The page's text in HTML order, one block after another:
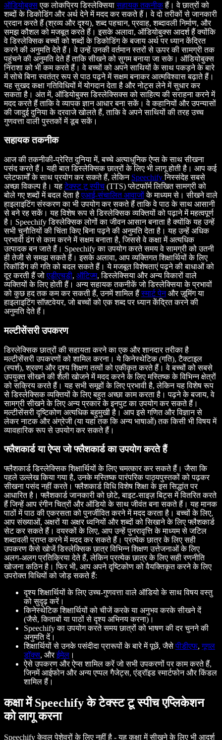
ऑडियोबुक्सएक लोकप्रिय डिस्लेक्सियासहायक तकनीकहैं। वे छात्रों को
शब्दों के डिकोडिंग और अर्थ देने में मदद कर सकते हैं। वे दो तरीकों से जानकारी
प्रदान करते हैं (श्रव्य और दृश्य), शब्द पहचान, प्रवाह, शब्दावली निर्माण, और
समझ कौशल को मजबूत करते हैं। इसके अलावा, ऑडियोबुक्स आदर्श हैं क्योंकि
वे डिस्लेक्सिक बच्चों को शब्दों के डिकोडिंग के बजाय अर्थ पर ध्यान केंद्रित
करने की अनुमति देते हैं। वे उन्हें उनकी वर्तमान स्तरों से ऊपर की सामग्री तक
पहुंचने की अनुमति देते हैं ताकि सीखने को सुगम बनाया जा सके। ऑडियोबुक्स
निराशा को भी कम करते हैं। वे बच्चों को अपने साथियों के साथ पकड़ने के बारे
में सोचे बिना स्वतंत्र रूप से पाठ पढ़ने में सक्षम बनाकर आत्मविश्वास बढ़ाते हैं।
यह सुखद कक्षा गतिविधियों में योगदान देता है और नोट्स लेने में सुधार कर
सकता है। अंत में, ऑडियोबुक्स डिस्लेक्सिक्स को साहित्य की सराहना करने में
मदद करते हैं ताकि वे व्यापक ज्ञान आधार बना सकें। वे कहानियों और उपन्यासों
की जादुई दुनिया के दरवाजे खोलते हैं, ताकि वे अपने साथियों की तरह उच्च
गुणवत्ता वाली पुस्तकों में डूब सकें।
सहायक तकनीक
आज की तकनीकी-प्रेरित दुनिया में, बच्चे अत्याधुनिक ऐप्स के साथ सीखना
पसंद करते हैं। यही बात डिस्लेक्सिक छात्रों के लिए भी लागू होती है। आप कई
प्लेटफार्मों के साथ प्रयोग कर सकते हैं, लेकिन Speechifyनिस्संदेह सबसे
अच्छा विकल्प है। यहटेक्स्ट टू स्पीच (TTS) प्लेटफॉर्म लिखित सामग्री को
बोले गए शब्दों में बदल देता हैएआई-संचालित आवाजोंके माध्यम से। सीखने वाले
हाइलाइटिंग संस्करण का भी उपयोग कर सकते हैं ताकि वे पाठ के साथ आसानी
से बने रह सकें। यह विशेष रूप से डिस्लेक्सिक व्यक्तियों को पढ़ाने में महत्वपूर्ण
है। Speechify डिस्लेक्सिक लोगों का जीवन आसान बनाता है क्योंकि यह उन्हें
सभी चुनौतियों की चिंता किए बिना पढ़ने की अनुमति देता है। यह उन्हें अधिक
प्रभावी ढंग से काम करने में सक्षम बनाता है, जिससे वे कक्षा में अत्यधिक
उत्पादक बन जाते हैं। Speechify का उपयोग करते समय वे सामग्री को उतनी
ही तेजी से समझ सकते हैं। इसके अलावा, आप व्यक्तिगत शिक्षार्थियों के लिए
रिकॉर्डिंग की गति को बदल सकते हैं। ये मजबूत विशेषताएं पढ़ने की बाधाओं को
दूर करती हैं जोएडीएचडी, ऑटिज्म, डिस्लेक्सिया और अन्य विकारों वाले
व्यक्तियों के लिए होती हैं। अन्य सहायक तकनीकें जो डिस्लेक्सिया के प्रभावों
को कुछ हद तक कम कर सकती हैं, उनमें शामिल हैंस्मार्ट पेनऔर ज़ूमिंग या
हाइलाइटिंग सॉफ़्टवेयर, जो बच्चों को एक शब्द पर ध्यान केंद्रित करने की
अनुमति देते हैं।
मल्टीसेंसरी उपकरण
डिस्लेक्सिक छात्रों की सहायता करने का एक और शानदार तरीका है
मल्टीसेंसरी उपकरणों को शामिल करना। ये किनेस्थेटिक (गति), टैक्टाइल
(स्पर्श), श्रवण और दृश्य शिक्षण तत्वों को एकीकृत करते हैं। वे बच्चों को सबसे
उपयुक्त सीखने की शैली खोजने में मदद करने के लिए मस्तिष्क के विभिन्न क्षेत्रों
को सक्रिय करते हैं। यह सभी समूहों के लिए प्रभावी है, लेकिन यह विशेष रूप
से डिस्लेक्सिक व्यक्तियों के लिए बहुत अच्छा काम करता है। पढ़ने के बजाय, वे
सामग्री सीखने के लिए अन्य प्रकार के इनपुट का उपयोग कर सकते हैं।
मल्टीसेंसरी दृष्टिकोण अत्यधिक बहुमुखी है। आप इसे गणित और विज्ञान से
लेकर नाटक और अंग्रेजी (या यहां तक कि अन्य भाषाओं) तक किसी भी विषय में
व्यावहारिक रूप से उपयोग कर सकते हैं।
फ्लैशकार्ड या ऐप्स जो फ्लैशकार्ड का उपयोग करते हैं
फ्लैशकार्ड डिस्लेक्सिक शिक्षार्थियों के लिए चमत्कार कर सकते हैं। जैसा कि
पहले उल्लेख किया गया है, उनके मस्तिष्क पारंपरिक पाठ्यपुस्तकों को पढ़कर
सीखना पसंद नहीं करते। फ्लैशकार्ड विधि विशेष शिक्षा के इस सिद्धांत पर
आधारित है। फ्लैशकार्ड जानकारी को छोटे, बाइट-साइज़ बिट्स में वितरित करते
हैं जिन्हें आप रंगीन चित्रों और ऑडियो के साथ जीवंत बना सकते हैं। यह मानक
पाठों में पाठ की एकरसता को पुनर्जीवित करने में मदद करता है। बच्चों के लिए,
आप संख्याओं, अक्षरों या अक्षर ध्वनियों और शब्दों को सिखाने के लिए फ्लैशकार्ड
सेट कर सकते हैं। वयस्कों के लिए, आप उन्हें पुनरावृत्ति के माध्यम से जटिल
शब्दावली प्राप्त करने में मदद कर सकते हैं। प्रत्येक छात्र के लिए सही
उपकरण कैसे खोजें डिस्लेक्सिक छात्र विभिन्न शिक्षण उत्तेजनाओं के लिए
अलग-अलग प्रतिक्रिया देते हैं, लेकिन प्रत्येक छात्र के लिए सही रणनीति
खोजना कठिन है। फिर भी, आप अपने दृष्टिकोण को वैयक्तिकृत करने के लिए
उपरोक्त विधियों को जोड़ सकते हैं:
दृश्य शिक्षार्थियों के लिए उच्च-गुणवत्ता वाले ऑडियो के साथ विषय वस्तु
को सुदृढ़ करें।
किनेस्थेटिक शिक्षार्थियों को चीजें करके या अनुभव करके सीखने दें
(जैसे, किताबों या पाठों से दृश्य अभिनय करना)।
Speechify का उपयोग करते समय छात्रों को भाषण की दर चुनने की
अनुमति दें।
शिक्षार्थियों से उनके पसंदीदा प्रारूपों के बारे में पूछें, जैसेपीडीएफ,गूगल
डॉक्स, औरईमेल ।
ऐसे उपकरण और ऐप्स शामिल करें जो सभी उपकरणों पर काम करते हैं,
जिनमें आईफोन और अन्य एप्पल गैजेट्स, एंड्रॉइड स्मार्टफोन और किंडल
शामिल हैं।
कक्षा में Speechify के टेक्स्ट टू स्पीच एप्लिकेशन
को लागू करना
Speechify केवल पेशेवरों के लिए नहीं है - यह कक्षा में सीखने के लिए भी आदर्श